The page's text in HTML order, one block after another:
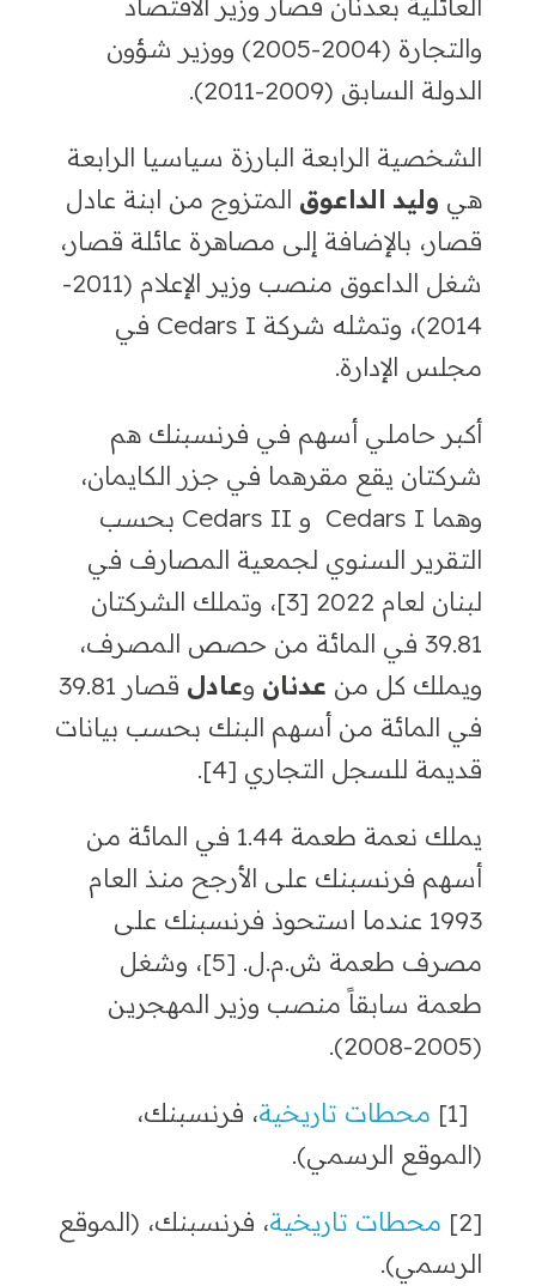
والتجارة(2004-2005)
ووزير شؤون
الدولة السابق(2009-2011).
الشخصية الرابعة البارزة سياسيا الرابعة
هيوليد الداعوقالمتزوج من ابنة عادل
قصار، بالإضافة إلى مصاهرة عائلة قصار،
شغل الداعوق منصب وزير الإعلام (2011-
2014)، وتمثله شركة
Cedars I في
مجلس الإدارة.
أكبر حاملي أسهم في فرنسبنك هم
شركتان يقع مقرهما في جزر الكايمان،
وهماCedars I وCedars II
بحسب
التقرير السنوي لجمعية المصارف في
لبنان لعام2022 [3]،
وتملك الشركتان
39.81 في المائة من حصص المصرف،
ويملك كل منعدنانوعادل
قصار 39.81
في المائة من أسهم البنك بحسب بيانات
قديمة للسجل التجاري[4].
يملك نعمة طعمة1.44في المائة من
أسهم فرنسبنك على الأرجح منذ العام
1993عندما استحوذ فرنسبنك على
مصرف طعمة ش.م.ل . [5]،
وشغل
طعمة سابقاً منصب وزير المهجرين
.
محطات تاريخية، فرنسبنك،
(الموقع الرسمي).
محطات تاريخية، فرنسبنك، (الموقع
الرسمي).